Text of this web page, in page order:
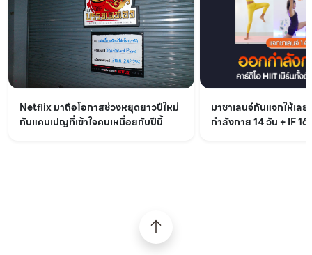
Netflix มาถือโอกาสช่วงหยุดยาวปีใหม่
กับแคมเปญที่เข้าใจคนเหนื่อยกับปีนี้
มาชาเลนจ์กันแจกให้เล
กำลังกาย 14 วัน + IF